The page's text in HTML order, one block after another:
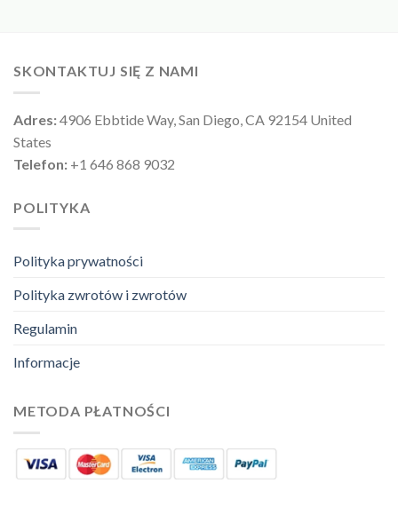
SKONTAKTUJ SIĘ Z NAMI
Adres:4906 Ebbtide Way, San Diego, CA 92154 United
States
Telefon: +1 646 868 9032
POLITYKA
Polityka prywatności
Polityka zwrotów i zwrotów
Regulamin
Informacje
METODA PŁATNOŚCI